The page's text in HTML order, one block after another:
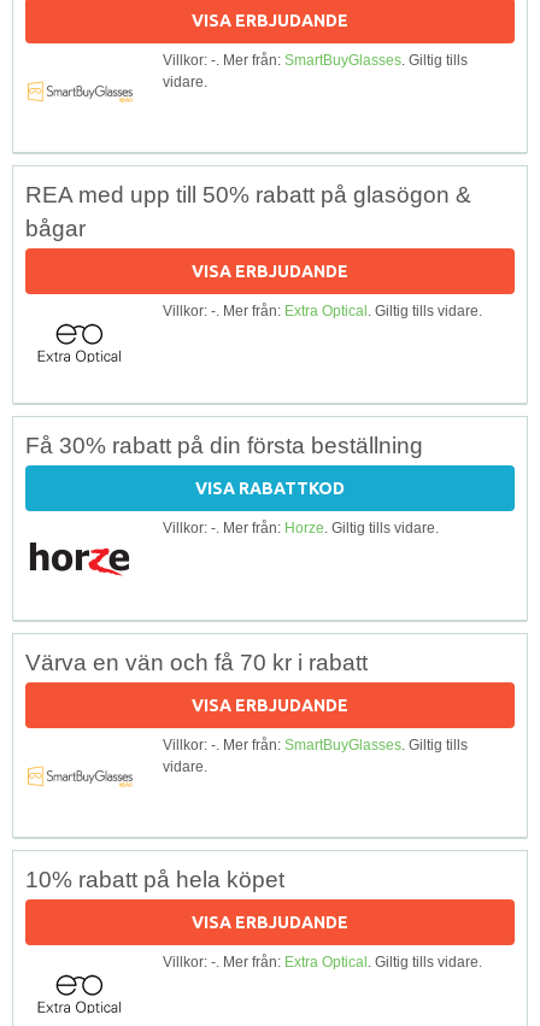
VISA ERBJUDANDE
Villkor: -. Mer från: SmartBuyGlasses. Giltig tills
vidare.
REA med upp till 50% rabatt på glasögon &
bågar
VISA ERBJUDANDE
Villkor: -. Mer från: Extra Optical. Giltig tills vidare.
Få 30% rabatt på din första beställning
VISA RABATTKOD
Villkor: -. Mer från: Horze. Giltig tills vidare.
Värva en vän och få 70 kr i rabatt
VISA ERBJUDANDE
Villkor: -. Mer från: SmartBuyGlasses. Giltig tills
vidare.
10% rabatt på hela köpet
VISA ERBJUDANDE
Villkor: -. Mer från: Extra Optical. Giltig tills vidare.